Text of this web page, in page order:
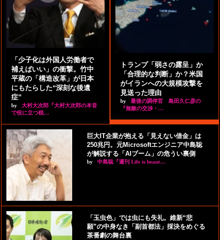
「少子化は外国人労働者で
補えばいい」の衝撃。竹中
平蔵の「構造改革」が日本
にもたらした“深刻な後遺
症”
by
大村大次郎『大村大次郎の本音
で役に立つ税…
トランプ「弱さの露呈」か
「合理的な判断」か？米国
がイランへの大規模攻撃を
見送った理由
by
最後の調停官 島田久仁彦の
『無敵の交渉・…
巨大IT企業が抱える「見えない借金」は
250兆円。元Microsoftエンジニア中島聡
が解説する「AIブーム」の危うい裏側
by 中島聡『週刊 Life is beaut…
「玉虫色」では虫にも失礼。維新“悲
願”の中身なき「副首都法」採決をめぐる
茶番劇の舞台裏